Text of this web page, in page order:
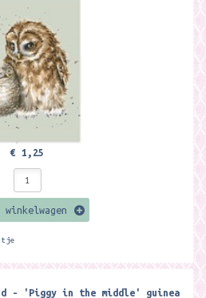
€ 1,25
winkelwagen
- 'Piggy in the middle' guinea